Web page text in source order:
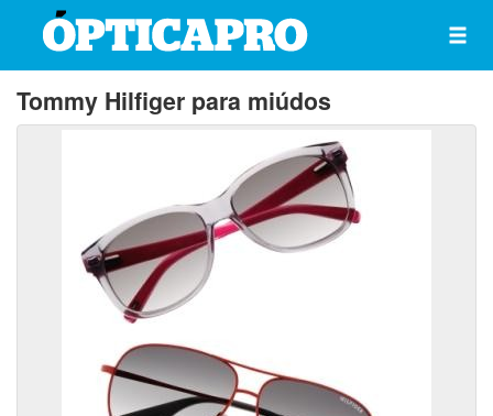
Tommy Hilfiger para miúdos